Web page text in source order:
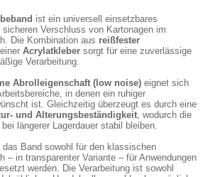
ist ein universell einsetzbares
Verschluss von Kartonagen im
Die Kombination aus reißfester
Acrylatkleber sorgt für eine zuverlässige
Verarbeitung.
Abrolleigenschaft (low noise) eignet sich
in denen ein ruhiger
ist. Gleichzeitig überzeugt es durch eine
und Alterungsbeständigkeit, wodurch die
längerer Lagerdauer stabil bleiben.
Band sowohl für den klassischen
– in transparenter Variante – für Anwendungen
werden. Die Verarbeitung ist sowohl